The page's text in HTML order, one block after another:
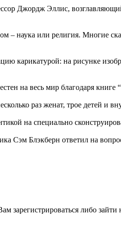
Джордж Эллис,
– наука или религия. Многие
карикатурой: на рисунке
на весь мир благодаря книге
раз женат, трое детей и
на специально
Сэм Блэкберн ответил на
зарегистрироваться либо